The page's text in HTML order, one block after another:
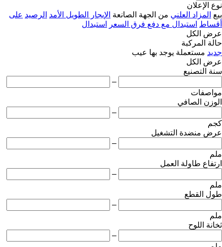
نوع الإعلان
بيع المزاد العلني من الجهة الصانعة الإيجار الطويل الأمد الرصيد على
أقساط استبدال مع دفع فرق السعر
استبدال
عرض الكل
حالة المركبة
جديد مستعملة يوجد بها عيب
عرض الكل
سنة التصنيع
–
مواصفات
الوزن الصافي
–
كجم
عرض منضدة التشغيل
–
ملم
ارتفاع طاولة العمل
–
ملم
طول القطع
–
ملم
ثخانة اللوح
–